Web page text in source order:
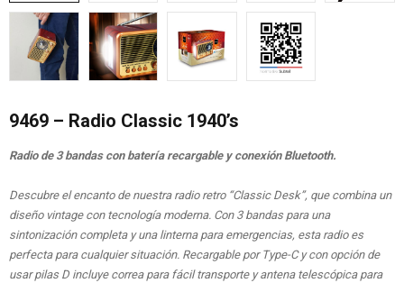
9469 – Radio Classic 1940’s
Radio de 3 bandas con batería recargable y conexión Bluetooth.
Descubre el encanto de nuestra radio retro “Classic Desk”, que combina un
diseño vintage con tecnología moderna. Con 3 bandas para una
sintonización completa y una linterna para emergencias, esta radio es
perfecta para cualquier situación. Recargable por Type-C y con opción de
usar pilas D incluye correa para fácil transporte y antena telescópica para